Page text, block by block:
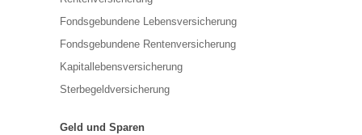
Fondsgebundene Lebensversicherung
Fondsgebundene Rentenversicherung
Kapitallebensversicherung
Sterbegeldversicherung
Geld und Sparen